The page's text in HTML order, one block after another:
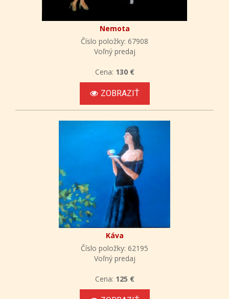
Nemota
Číslo položky: 67908
Voľný predaj
Cena: 130 €
ZOBRAZIŤ
Káva
Číslo položky: 62195
Voľný predaj
Cena: 125 €